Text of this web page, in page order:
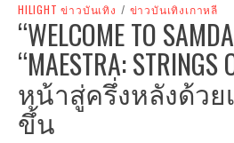
HILIGHT ข่าวบันเทิง / ข่าวบันเทิงเกาหลี
“WELCOME TO
“MAESTRA:
หน้าสู่ครึ่งหลังด้วย
ขึ้น